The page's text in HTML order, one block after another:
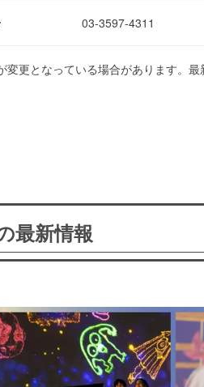
03-3597-4311
変更となっている場合があります。
最新情報